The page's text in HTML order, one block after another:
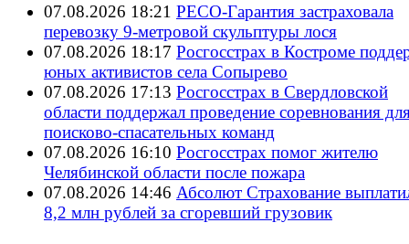
07.08.2026 18:21 РЕСО-Гарантия застраховала
перевозку 9-метровой скульптуры лося
07.08.2026 18:17 Росгосстрах в Костроме
юных активистов села Сопырево
07.08.2026 17:13 Росгосстрах в Свердловской
области поддержал проведение соревнования
поисково‑спасательных команд
07.08.2026 16:10 Росгосстрах помог жителю
Челябинской области после пожара
07.08.2026 14:46 Абсолют Страхование
8,2 млн рублей за сгоревший грузовик